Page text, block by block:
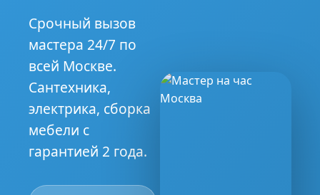
Срочный вызов
мастера 24/7 по
всей Москве.
Сантехника,
электрика, сборка
мебели с
гарантией 2 года.